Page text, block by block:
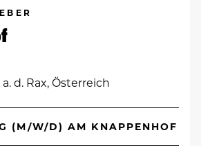
d. Rax, Österreich
(M/W/D) AM KNAPPENHOF